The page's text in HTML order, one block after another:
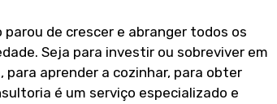
de crescer e abranger todos os
Seja para investir ou sobreviver em
para aprender a cozinhar, para obter
é um serviço especializado e